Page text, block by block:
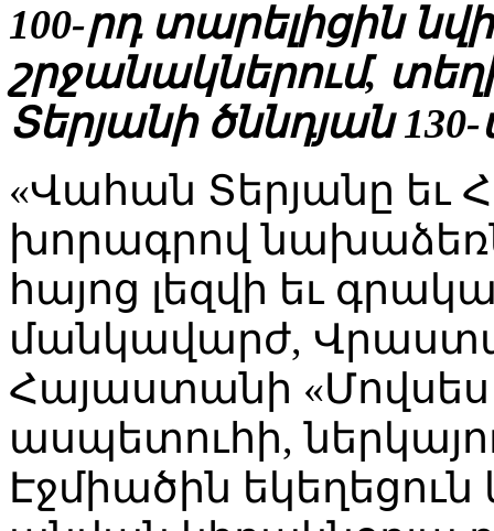
100-րդ տարելիցին
շրջանակներում,
Տերյանի ծննդյան
«Վահան Տերյանը եւ
խորագրով
հայոց լեզվի եւ
մանկավարժ,
Հայաստանի
ասպետուհի,
Էջմիածին